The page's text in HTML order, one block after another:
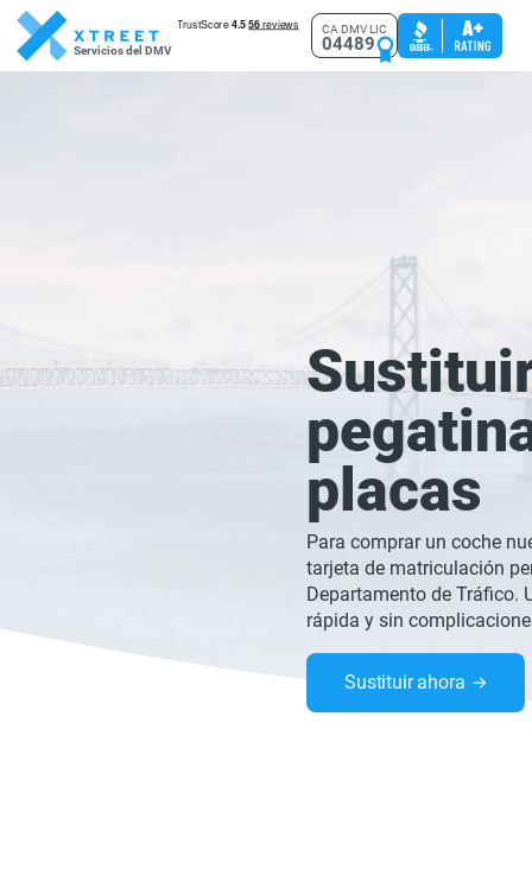
Servicios del DMV
CA DMV LIC
04489
placas
Para comprar un coche
tarjeta de matriculación
Departamento de Tráfico.
rápida y sin
Sustituir ahora